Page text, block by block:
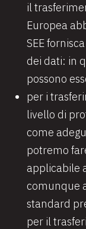
il
Europea
SEE
dei dati: in
possono
per i
livello di
come
potremo
applicabile
comunque
standard
per il